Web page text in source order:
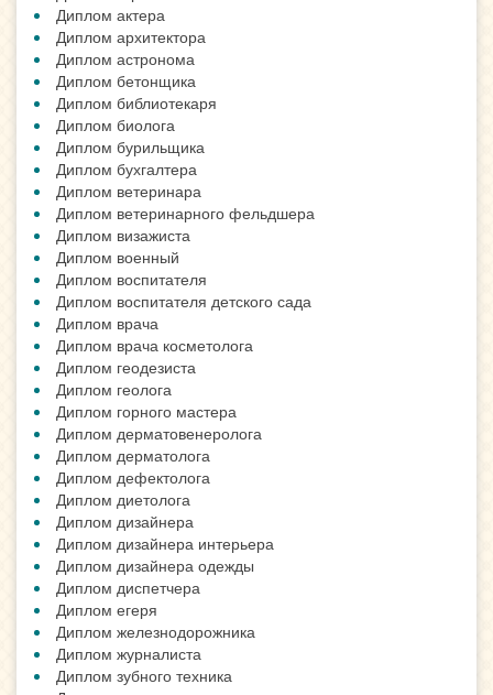
Диплом актера
Диплом архитектора
Диплом астронома
Диплом бетонщика
Диплом библиотекаря
Диплом биолога
Диплом бурильщика
Диплом бухгалтера
Диплом ветеринара
Диплом ветеринарного фельдшера
Диплом визажиста
Диплом военный
Диплом воспитателя
Диплом воспитателя детского сада
Диплом врача
Диплом врача косметолога
Диплом геодезиста
Диплом геолога
Диплом горного мастера
Диплом дерматовенеролога
Диплом дерматолога
Диплом дефектолога
Диплом диетолога
Диплом дизайнера
Диплом дизайнера интерьера
Диплом дизайнера одежды
Диплом диспетчера
Диплом егеря
Диплом железнодорожника
Диплом журналиста
Диплом зубного техника